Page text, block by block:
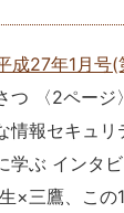
成27年1月号(
つ 〈2ページ
情報セキュ
学ぶ インタ
×三鷹、こ